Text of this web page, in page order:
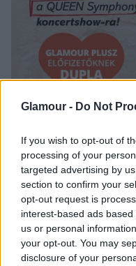
Glamour - Do Not
If you wish to opt-out of
processing of your
targeted advertising by
section to confirm your
opt-out request is
interest-based ads
us or personal
your opt-out. You may
disclosure of your
Megosztás